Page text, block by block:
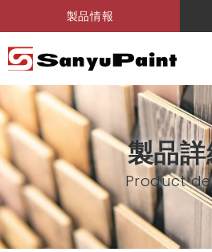
サン
製品情報
製品詳
Product